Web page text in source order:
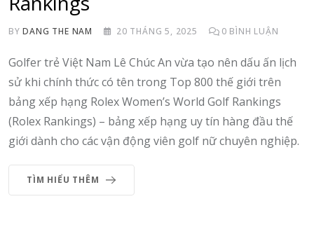
BYDANG THE NAM 20 THÁNG 5, 2025 0 BÌNH LUẬN
Golfer trẻ Việt Nam Lê Chúc An vừa tạo nên dấu ấn lịch
sử khi chính thức có tên trong Top 800 thế giới trên
bảng xếp hạng Rolex Women’s World Golf Rankings
(Rolex Rankings) – bảng xếp hạng uy tín hàng đầu thế
giới dành cho các vận động viên golf nữ chuyên nghiệp.
TÌM HIỂU THÊM